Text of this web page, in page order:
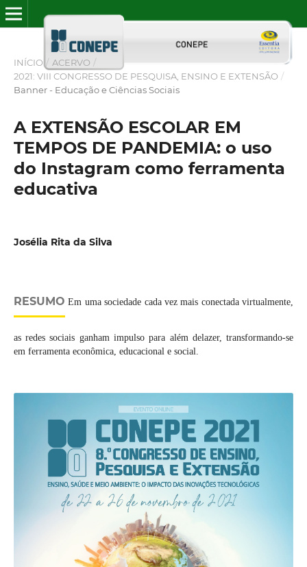
INÍCIO / ACERVO /
2021: VIII CONGRESSO DE PESQUISA, ENSINO E EXTENSÃO /
Banner - Educação e Ciências Sociais
A EXTENSÃO ESCOLAR EM
TEMPOS DE PANDEMIA: o uso
do Instagram como ferramenta
educativa
Josélia Rita da Silva
RESUMO Em uma sociedade cada vez mais conectada virtualmente,
as redes sociais ganham impulso para além delazer, transformando-se
em ferramenta econômica, educacional e social.